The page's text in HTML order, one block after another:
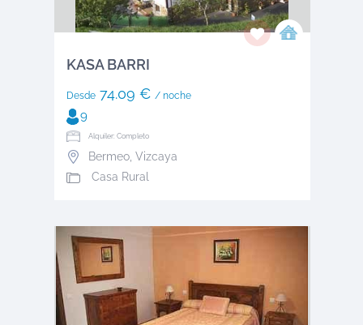
KASA BARRI
Desde74.09 € / noche
9
Alquiler: Completo
Bermeo, Vizcaya
Casa Rural